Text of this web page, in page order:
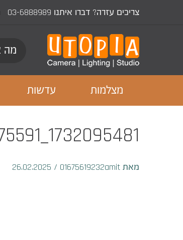
צריכים עזרה? דברו איתנו 03-6888989
מצלמות עדשות
1732095481_IMG_2375591
מאת 01675619232amit /